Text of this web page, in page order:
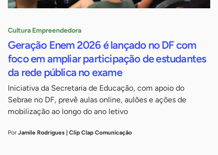
Cultura Empreendedora
Geração Enem 2026 é lançado no DF com
foco em ampliar participação de estudantes
da rede pública no exame
Iniciativa da Secretaria de Educação, com apoio do
Sebrae no DF, prevê aulas online, aulões e ações de
mobilização ao longo do ano letivo
Por Jamile Rodrigues | Clip Clap Comunicação